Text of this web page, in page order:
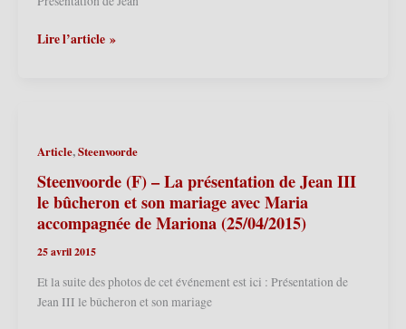
(13/09/2015)
Steenvoorde
(25
et
26/04/2015)
Lire l’article »
Article,Steenvoorde
Steenvoorde (F) – La présentation de Jean III
le bûcheron et son mariage avec Maria
accompagnée de Mariona (25/04/2015)
25 avril 2015
Et la suite des photos de cet événement est ici : Présentation de
Jean III le bûcheron et son mariage